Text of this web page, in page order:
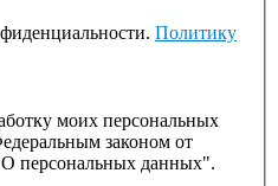
Политику
моих персональных
законом от
персональных данных".